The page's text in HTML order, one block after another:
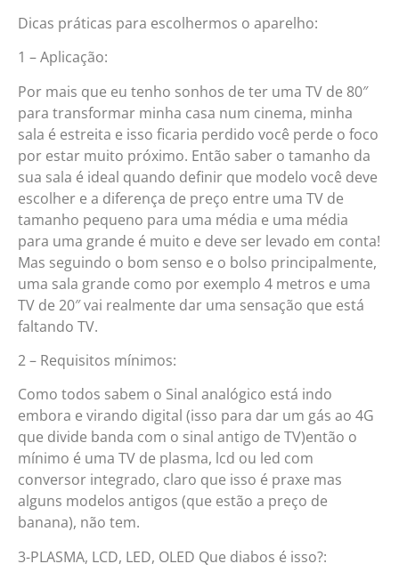
Dicas práticas para escolhermos o aparelho:
1 – Aplicação:
Por mais que eu tenho sonhos de ter uma TV de 80″
para transformar minha casa num cinema, minha
sala é estreita e isso ficaria perdido você perde o foco
por estar muito próximo. Então saber o tamanho da
sua sala é ideal quando definir que modelo você deve
escolher e a diferença de preço entre uma TV de
tamanho pequeno para uma média e uma média
para uma grande é muito e deve ser levado em conta!
Mas seguindo o bom senso e o bolso principalmente,
uma sala grande como por exemplo 4 metros e uma
TV de 20″ vai realmente dar uma sensação que está
faltando TV.
2 – Requisitos mínimos:
Como todos sabem o Sinal analógico está indo
embora e virando digital (isso para dar um gás ao 4G
que divide banda com o sinal antigo de TV)então o
mínimo é uma TV de plasma, lcd ou led com
conversor integrado, claro que isso é praxe mas
alguns modelos antigos (que estão a preço de
banana), não tem.
3-PLASMA, LCD, LED, OLED Que diabos é isso?: